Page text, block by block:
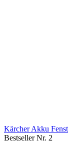
Kärcher Akku
Bestseller Nr. 2